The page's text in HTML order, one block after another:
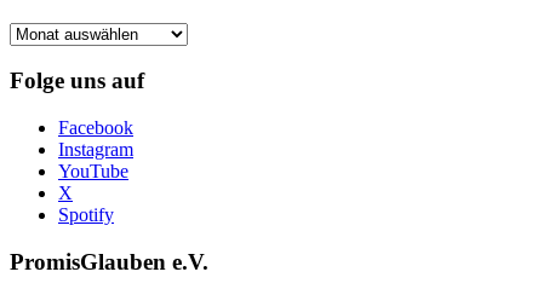
Frühere
Folge uns auf
Facebook
Instagram
YouTube
X
Spotify
PromisGlauben e.V.